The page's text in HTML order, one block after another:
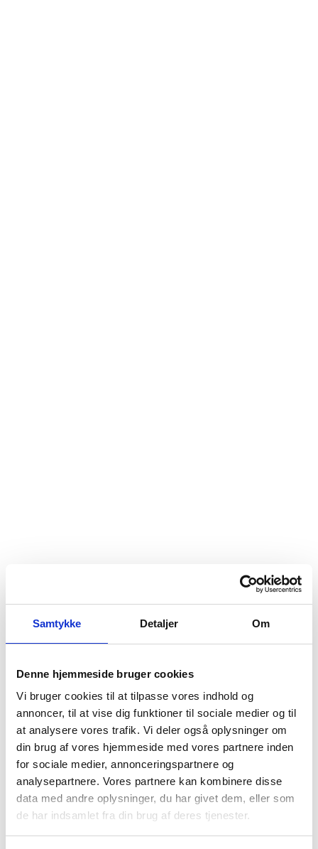
Samtykke Detaljer Om
Denne hjemmeside bruger cookies
Vi bruger cookies til at tilpasse vores indhold og
annoncer, til at vise dig funktioner til sociale medier og til
at analysere vores trafik. Vi deler også oplysninger om
din brug af vores hjemmeside med vores partnere inden
for sociale medier, annonceringspartnere og
analysepartnere. Vores partnere kan kombinere disse
data med andre oplysninger, du har givet dem, eller som
de har indsamlet fra din brug af deres tjenester.